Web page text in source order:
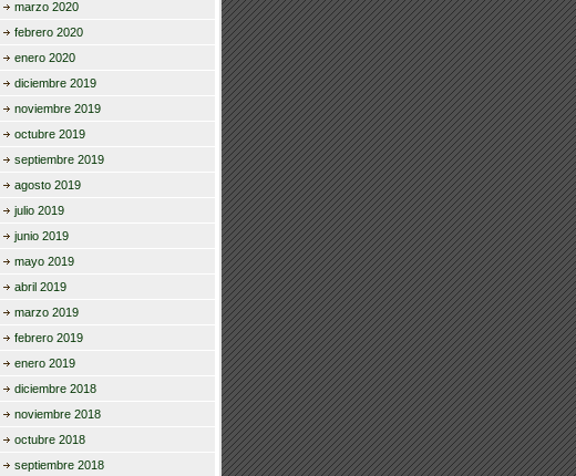
marzo 2020
febrero 2020
enero 2020
diciembre 2019
noviembre 2019
octubre 2019
septiembre 2019
agosto 2019
julio 2019
junio 2019
mayo 2019
abril 2019
marzo 2019
febrero 2019
enero 2019
diciembre 2018
noviembre 2018
octubre 2018
septiembre 2018